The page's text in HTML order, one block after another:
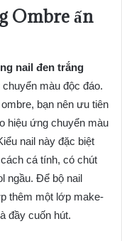
Ombre ấn
nail đen trắng
màu độc đáo.
bạn nên ưu tiên
hiệu ứng chuyển màu
nail này đặc biệt
cá tính, có chút
ngầu. Để bộ nail
thêm một lớp make-
đầy cuốn hút.